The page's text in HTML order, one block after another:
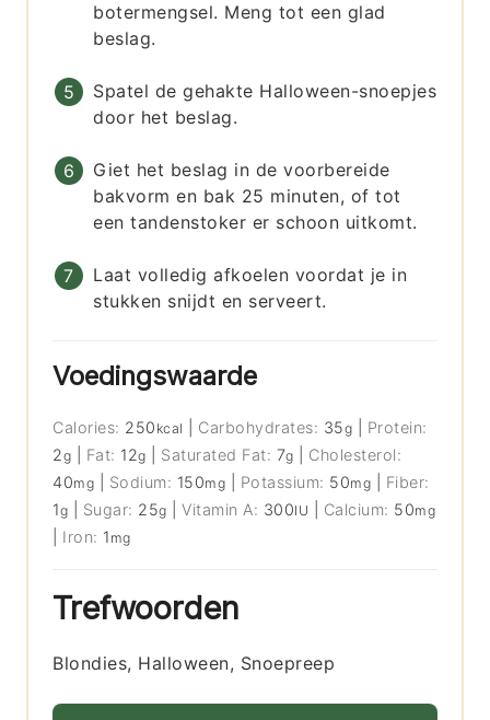
botermengsel. Meng tot een glad
beslag.
Spatel de gehakte Halloween-snoepjes
door het beslag.
Giet het beslag in de voorbereide
bakvorm en bak 25 minuten, of tot
een tandenstoker er schoon uitkomt.
Laat volledig afkoelen voordat je in
stukken snijdt en serveert.
Voedingswaarde
Calories: 250 kcal Carbohydrates: 35g
Protein:
2g Fat: 12g Saturated Fat: 7g
Cholesterol:
40mg Sodium: 150mg Potassium: 50mg
Fiber:
1g Sugar: 25g |Vitamin A: 300IU Calcium: 50mg
Iron: 1 mg
Trefwoorden
Blondies, Halloween, Snoepreep